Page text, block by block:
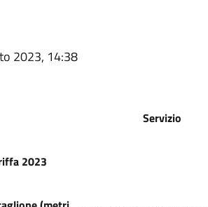
2023, 14:38
Servizio
2023